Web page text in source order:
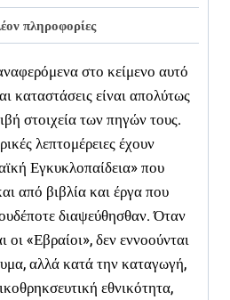
πληροφορίες
στο κείμενο αυτό
καταστάσεις είναι απολύτως
στοιχεία των πηγών τους.
λεπτομέρειες έχουν
Εγκυκλοπαίδεια» που
από βιβλία και έργα που
διαψεύθησθαν. Όταν
«Εβραίοι», δεν εννοούνται
αλλά κατά την καταγωγή,
εθνικότητα,